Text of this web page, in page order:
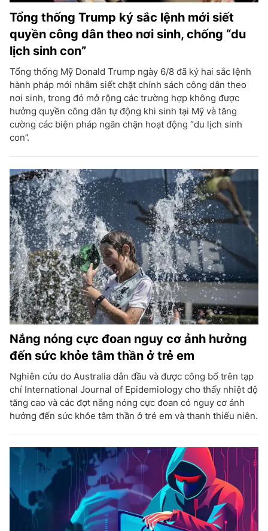
Tổng thống Trump ký sắc lệnh mới siết
quyền công dân theo nơi sinh, chống “du
lịch sinh con”
Tổng thống Mỹ Donald Trump ngày 6/8 đã ký hai sắc lệnh
hành pháp mới nhằm siết chặt chính sách công dân theo
nơi sinh, trong đó mở rộng các trường hợp không được
hưởng quyền công dân tự động khi sinh tại Mỹ và tăng
cường các biện pháp ngăn chặn hoạt động “du lịch sinh
con”.
Nắng nóng cực đoan nguy cơ ảnh hưởng
đến sức khỏe tâm thần ở trẻ em
Nghiên cứu do Australia dẫn đầu và được công bố trên tạp
chí International Journal of Epidemiology cho thấy nhiệt độ
tăng cao và các đợt nắng nóng cực đoan có nguy cơ ảnh
hưởng đến sức khỏe tâm thần ở trẻ em và thanh thiếu niên.